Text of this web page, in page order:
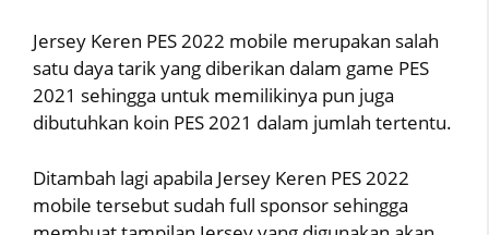
Jersey Keren PES 2022 mobile merupakan salah
satu daya tarik yang diberikan dalam game PES
2021 sehingga untuk memilikinya pun juga
dibutuhkan koin PES 2021 dalam jumlah tertentu.
Ditambah lagi apabila Jersey Keren PES 2022
mobile tersebut sudah full sponsor sehingga